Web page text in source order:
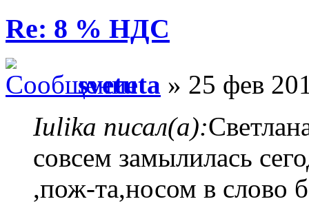
Re: 8 % НДС
svetuta » 25 фев
Iulika писал(а):
совсем замылилась
,пож-та,носом в слово